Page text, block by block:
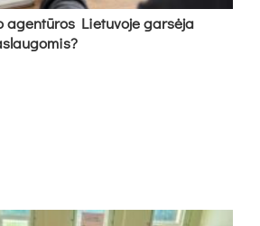
agentūros Lietuvoje garsėja